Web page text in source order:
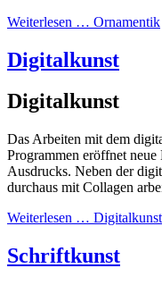
Weiterlesen … Ornamentik
Digitalkunst
Digitalkunst
Das Arbeiten mit dem
Programmen eröffnet
Ausdrucks. Neben der
durchaus mit Collagen
Weiterlesen … Digitalkunst
Schriftkunst